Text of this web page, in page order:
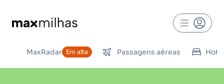
MaxRadar Em alta Passagens aéreas